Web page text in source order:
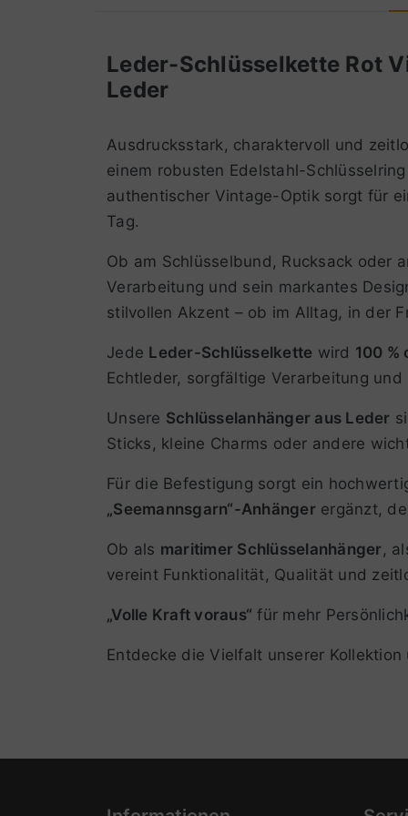
Leder-Schlüsselkette Rot
Leder
Ausdrucksstark, charaktervoll und
einem robusten Edelstahl-
authentischer Vintage-Optik sorgt für
Tag.
Ob am Schlüsselbund, Rucksack oder
Verarbeitung und sein markantes
stilvollen Akzent – ob im Alltag, in der
Jede Leder-Schlüsselkette wird 100 %
Echtleder, sorgfältige Verarbeitung
Unsere Schlüsselanhänger aus Leder
Sticks, kleine Charms oder andere
Für die Befestigung sorgt ein
„Seemannsgarn“-Anhängerergänzt,
Ob als maritimer Schlüsselanhänger,
vereint Funktionalität, Qualität und
„Volle Kraft voraus“ für mehr
Entdecke die Vielfalt unserer